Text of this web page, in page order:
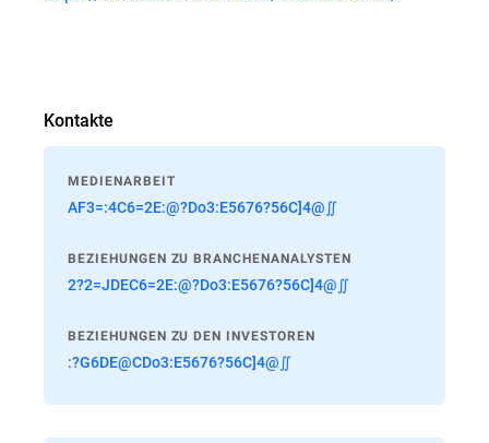
Kontakte
MEDIENARBEIT
AF3=:4C6=2E:@?Do3:E5676?56C]4@∬
BEZIEHUNGEN ZU BRANCHENANALYSTEN
2?2=JDEC6=2E:@?Do3:E5676?56C]4@∬
BEZIEHUNGEN ZU DEN INVESTOREN
:?G6DE@CDo3:E5676?56C]4@∬